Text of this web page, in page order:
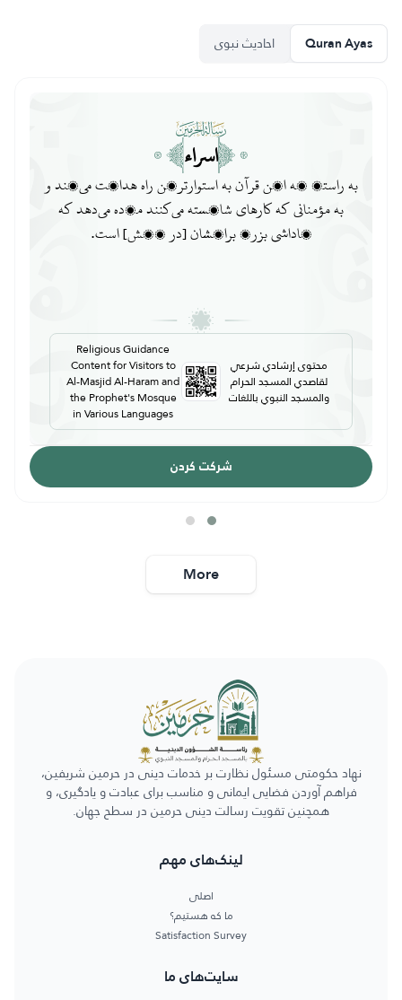
Quran Ayas احادیث نبوی
حُجُرات
ای مردم، ما شما را از [آمیزش] مرد و زنى آفریدیم و به
تیره‌ها و قبیله‌های مختلف تقسیم كردیم تا یكدیگر را
بازشناسید. بی‌تردید، بزرگوارترین شما نزد الله...
محتوى إرشادي شرعي
لقاصدي المسجد الحرام
والمسجد النبوي باللغات
Religious Guidance
Content for Visitors to
Al-Masjid Al-Haram and
the Prophet's Mosque
in Various Languages
شرکت کردن
More
نهاد حکومتی مسئول نظارت بر خدمات دینی در حرمین شریفین،
فراهم آوردن فضایی ایمانی و مناسب برای عبادت و یادگیری، و
همچنین تقویت رسالت دینی حرمین در سطح جهان.
لینک‌های مهم
اصلی
ما که هستیم؟
Satisfaction Survey
سایت‌های ما